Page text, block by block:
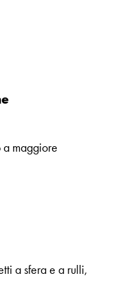
maggiore
a sfera e a rulli,